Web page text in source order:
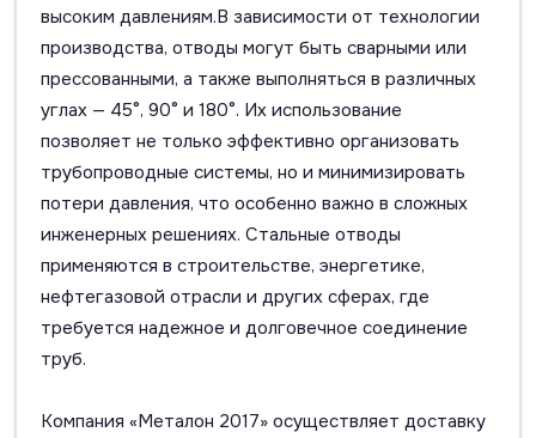
высоким давлениям.В зависимости от технологии
производства, отводы могут быть сварными или
прессованными, а также выполняться в различных
углах — 45°, 90° и 180°. Их использование
позволяет не только эффективно организовать
трубопроводные системы, но и минимизировать
потери давления, что особенно важно в сложных
инженерных решениях. Стальные отводы
применяются в строительстве, энергетике,
нефтегазовой отрасли и других сферах, где
требуется надежное и долговечное соединение
труб.
Компания «Металон 2017» осуществляет доставку